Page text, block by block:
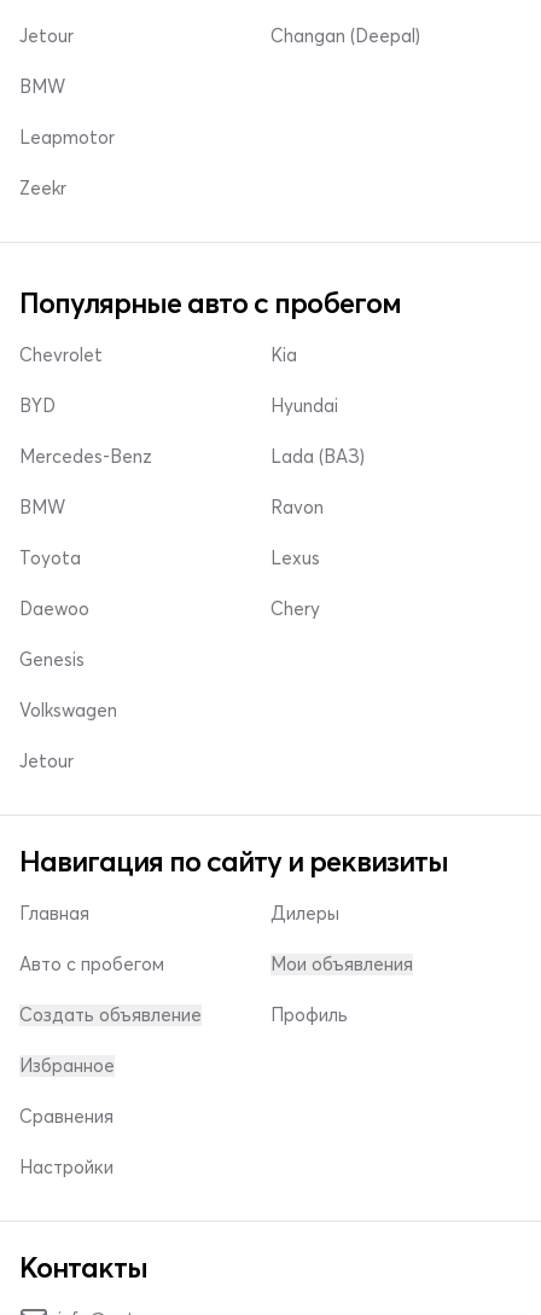
Jetour Changan (Deepal)
BMW
Leapmotor
Zeekr
Популярные авто с пробегом
Chevrolet
BYD
Mercedes-Benz
Kia
Hyundai
Lada (ВАЗ)
BMW
Toyota
Daewoo
Ravon
Lexus
Chery
Genesis
Volkswagen
Jetour
Навигация по сайту и реквизиты
Главная
Авто с пробегом
Создать объявление
Дилеры
Мои объявления
Профиль
Избранное
Сравнения
Настройки
Контакты